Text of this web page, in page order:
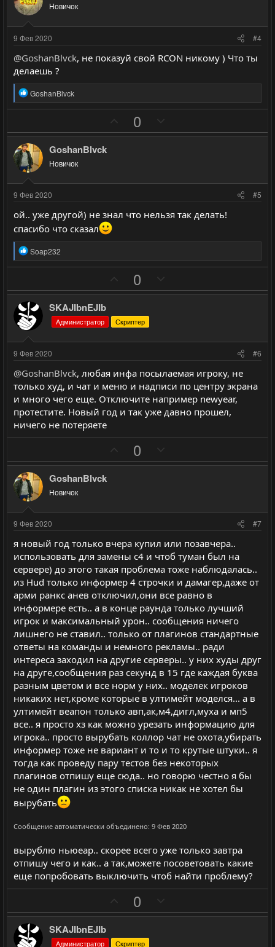
т
в
н
ы
г
л
т
в
н
ы
г
л
Новичок
9 Фев 2020 #4
@GoshanBlvck, не показуй свой RCON никому ) Что ты
делаешь ?
Р
е
а
ц
и
и
:
GoshanBlvck
о
т
в
н
ы
г
л
о
с
0
е
т
в
н
ы
г
л
GoshanBlvck
Новичок
9 Фев 2020 #5
ой.. уже другой) не знал что нельзя так делать!
спасибо что сказал
Р
е
а
ц
и
:
Soap232
о
и
т
в
н
ы
й
о
о
0
е
т
в
н
ы
й
о
о
SKAJIbnEJIb
Администратор Скриптер
9 Фев 2020 #6
@GoshanBlvck, любая инфа посылаемая игроку, не
только худ, и чат и меню и надписи по центру экрана
и много чего еще. Отключите например newyear,
протестите. Новый год и так уже давно прошел,
ничего не потеряете
о
т
в
н
ы
й
г
о
л
о
с
0
е
т
в
н
ы
й
г
о
л
о
с
GoshanBlvck
Новичок
9 Фев 2020 #7
я новый год только вчера купил или позавчера..
использовать для замены с4 и чтоб туман был на
сервере) до этого такая проблема тоже наблюдалась..
из Hud только информер 4 строчки и дамагер,даже от
арми ранкс анев отключил,они все равно в
информере есть.. а в конце раунда только лучший
игрок и максимальный урон.. сообщения ничего
лишнего не ставил.. только от плагинов стандартные
ответы на команды и немного рекламы.. ради
интереса заходил на другие серверы.. у них худы друг
на друге,сообщения раз секунд в 15 где каждая буква
разным цветом и все норм у них.. моделек игроков
никаких нет,кроме которые в ултимейт моделся... а в
ултимейт веапон только авп,ак,м4,дигл,муха и мп5
все.. я просто хз как можно урезать информацию для
игрока.. просто вырубать коллор чат не охота,убирать
информер тоже не вариант и то и то крутые штуки.. я
тогда как проведу пару тестов без некоторых
плагинов отпишу еще сюда.. но говорю честно я бы
не один плагин из этого списка никак не хотел бы
вырубать
Сообщение автоматически объединено: 9 Фев 2020
вырублю ньюеар.. скорее всего уже только завтра
отпишу чего и как.. а так,можете посоветовать какие
еще попробовать выключить чтоб найти проблему?
о
0
е
SKAJIbnEJIb
Администратор Скриптер